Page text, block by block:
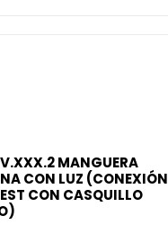
MANGUERA
CON LUZ (CONEXIÓN
CON CASQUILLO